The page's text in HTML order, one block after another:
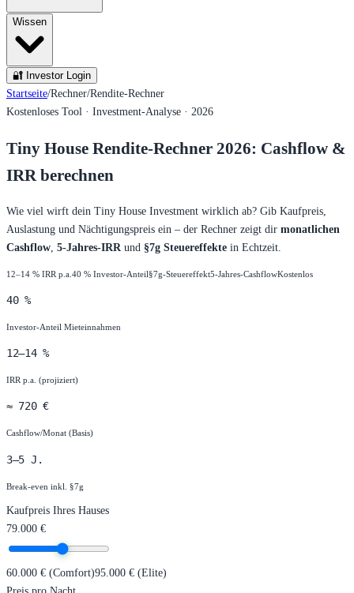
Wissen
🔐 Investor Login
Startseite/Rechner/Rendite-Rechner
Kostenloses Tool · Investment-Analyse · 2026
Tiny House Rendite-Rechner 2026: Cashflow &
IRR berechnen
Wie viel wirft dein Tiny House Investment wirklich ab? Gib Kaufpreis,
Auslastung und Nächtigungspreis ein – der Rechner zeigt dir monatlichen
Cashflow 5-Jahres-IRR und §7g Steuereffekte in Echtzeit.
12–14 % IRR p.a. 40 % Investor-Anteil§7g-Steuereffekt5-Jahres-CashflowKostenlos
40 %
Investor-Anteil Mieteinnahmen
12–14 %
IRR p.a. (projiziert)
≈ 720 €
Cashflow/Monat (Basis)
3–5 J.
Break-even inkl. §7g
Kaufpreis Ihres Hauses
79.000 €
60.000 € (Comfort)95.000 € (Elite)